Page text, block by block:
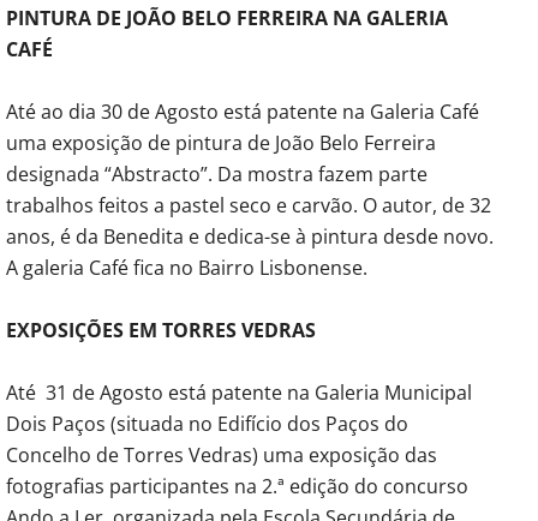
PINTURA DE JOÃO BELO FERREIRA NA GALERIA
CAFÉ
Até ao dia 30 de Agosto está patente na Galeria Café
uma exposição de pintura de João Belo Ferreira
designada “Abstracto”. Da mostra fazem parte
trabalhos feitos a pastel seco e carvão. O autor, de 32
anos, é da Benedita e dedica-se à pintura desde novo.
A galeria Café fica no Bairro Lisbonense.
EXPOSIÇÕES EM TORRES VEDRAS
Até 31 de Agosto está patente na Galeria Municipal
Dois Paços (situada no Edifício dos Paços do
Concelho de Torres Vedras) uma exposição das
fotografias participantes na 2.ª edição do concurso